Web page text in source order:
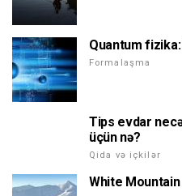
Quantum
Formalaşma
Tips evdar
üçün nə?
Qida və içkilər
White